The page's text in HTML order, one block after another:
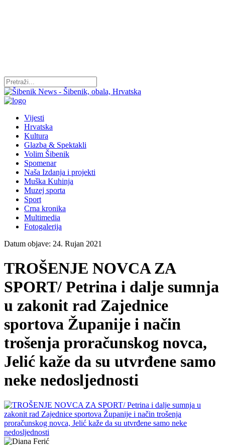
Vijesti
Hrvatska
Kultura
Glazba & Spektakli
Volim Šibenik
Spomenar
Naša Izdanja i projekti
Muška Kuhinja
Muzej sporta
Sport
Crna kronika
Multimedia
Fotogalerija
Datum objave: 24. Rujan 2021
TROŠENJE NOVCA ZA
SPORT/ Petrina i dalje sumnja
u zakonit rad Zajednice
sportova Županije i način
trošenja proračunskog novca,
Jelić kaže da su utvrđene samo
neke nedosljednosti